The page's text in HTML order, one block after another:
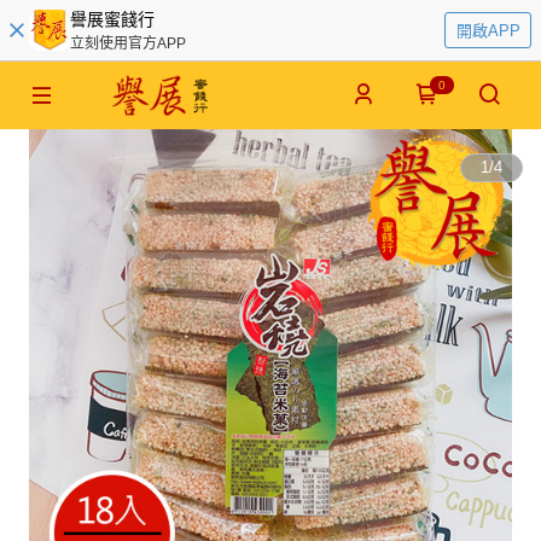
譽展蜜餞行
立刻使用官方APP
開啟APP
0
1/4